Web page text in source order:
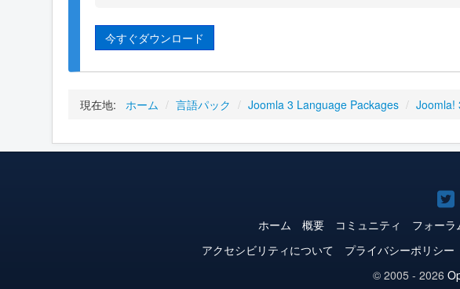
今すぐダウンロード
現在地: ホーム / 言語パック / Joomla 3 Language Packages / Joomla!
ホーム 概要 コミュニティ フォーラ
アクセシビリティについて
プライバシーポリシー
© 2005 - 2026